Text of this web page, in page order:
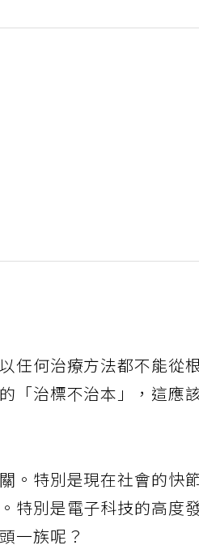
任何治療方法都不能從
「治標不治本」，這應
。特別是現在社會的快
特別是電子科技的高度
一族呢？